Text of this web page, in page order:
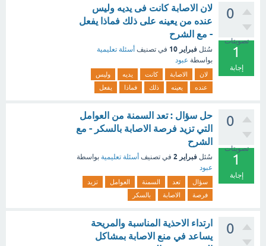
0
تصويتات
1
إجابة
لان الاصابة كانت فى يديه وليس
عنده من يعينه على ذلك فماذا يفعل
- مع الشرح
سُئل فبراير 10 في تصنيف أسئلة تعليمية
بواسطة عبود
لان الاصابة كانت يديه
وليس
عنده
يعينه ذلك فماذا يفعل
0
تصويتات
1
إجابة
حل سؤال : تعد السمنة من العوامل
التي تزيد فرصة الاصابة بالسكر - مع
الشرح
سُئل فبراير 2 في تصنيف أسئلة تعليمية بواسطة
عبود
سؤال تعد السمنة العوامل
تزيد
فرصة
الاصابة بالسكر
0
ارتداء الاحذية المناسبة والمريحة
يساعد في منع الاصابة بمشاكل